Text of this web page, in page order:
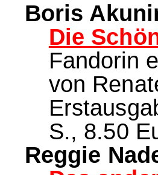
Boris
Die
Fandorin
von
S., 8.50
Reggie